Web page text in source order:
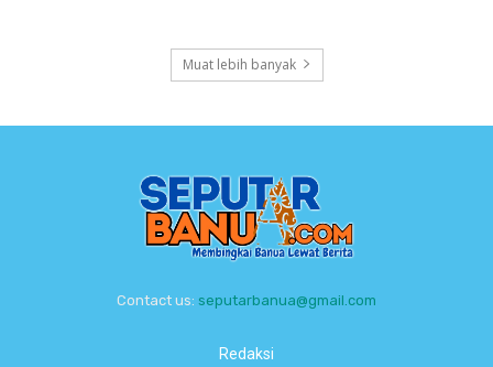
Muat lebih banyak
Contact us: seputarbanua@gmail.com
Redaksi